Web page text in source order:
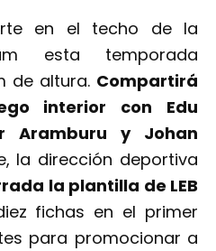
en el techo de la
esta temporada
de altura. Compartirá
interior con Edu
Aramburu y Johan
la dirección deportiva
la plantilla de LEB
fichas en el primer
para promocionar a